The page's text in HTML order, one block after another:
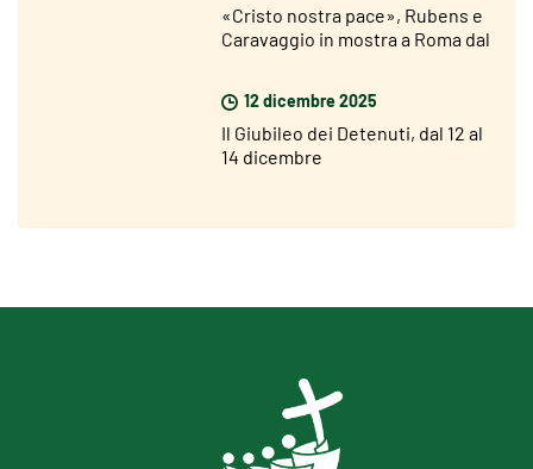
«Cristo nostra pace», Rubens e
Caravaggio in mostra a Roma dal
12 dicembre 2025
Il Giubileo dei Detenuti, dal 12 al
14 dicembre